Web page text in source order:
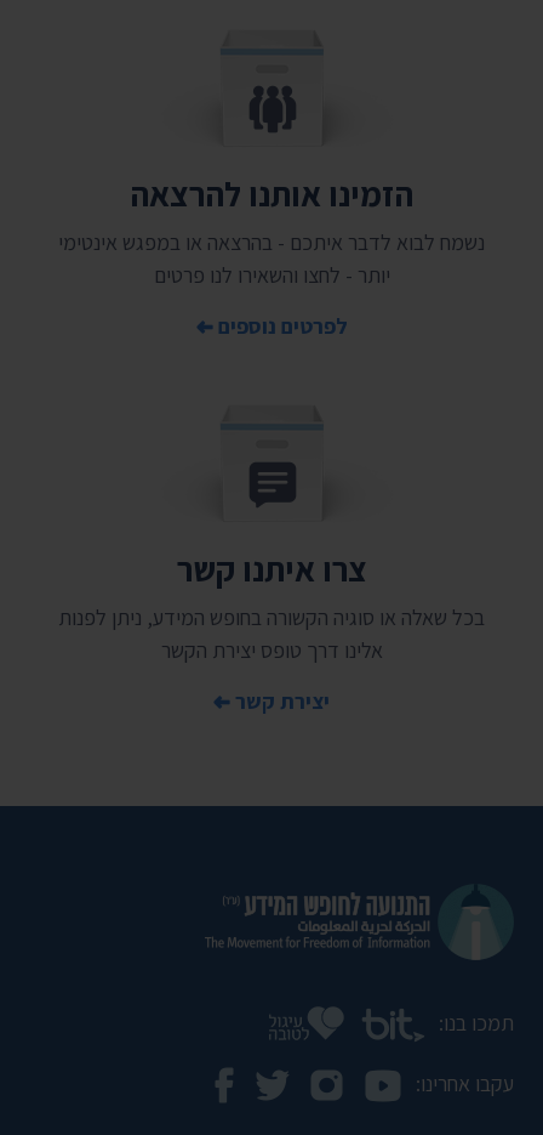
הזמינו אותנו להרצאה
נשמח לבוא לדבר איתכם - בהרצאה או במפגש אינטימי
יותר - לחצו והשאירו לנו פרטים
לפרטים נוספים
צרו איתנו קשר
בכל שאלה או סוגיה הקשורה בחופש המידע, ניתן לפנות
אלינו דרך טופס יצירת הקשר
יצירת קשר
תמכו בנו:
עקבו אחרינו: